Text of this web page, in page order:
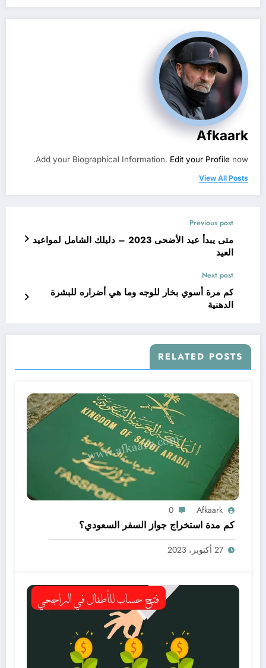
Afkaark
Add your Biographical Information. Edit your Profile now.
View All Posts
Previous post
متى يبدأ عيد الأضحى 2023 – دليلك الشامل لمواعيد
العيد
Next post
كم مرة أسوي بخار للوجه وما هي أضراره للبشرة
الدهنية
RELATED POSTS
Afkaark
0
كم مدة استخراج جواز السفر السعودي؟
27 أكتوبر، 2023